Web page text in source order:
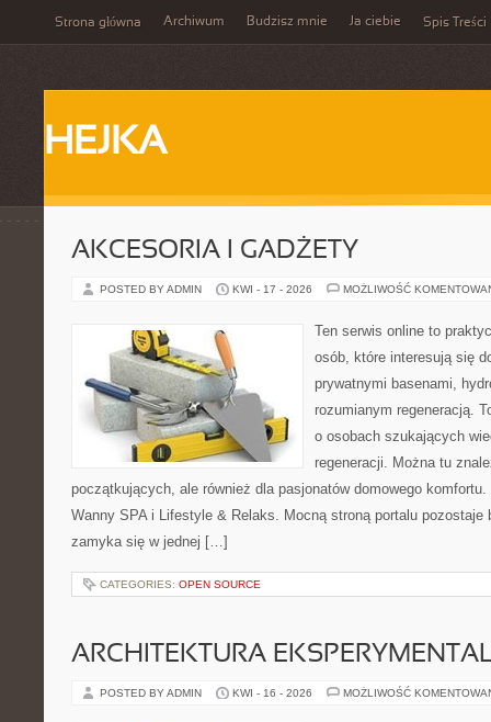
Strona główna Archiwum Budzisz mnie Ja ciebie Spis Treści
HEJKA
AKCESORIA I GADŻETY
POSTED BY ADMIN KWI - 17 - 2026 MOŻLIWOŚĆ
Ten serwis online to
osób, które interesują się
prywatnymi basenami,
rozumianym regeneracją.
o osobach szukających
regeneracji. Można tu
początkujących, ale również dla pasjonatów domowego
Wanny SPA i Lifestyle & Relaks. Mocną stroną portalu pozostaje
zamyka się w jednej […]
CATEGORIES: OPEN SOURCE
ARCHITEKTURA
POSTED BY ADMIN KWI - 16 - 2026 MOŻLIWOŚĆ